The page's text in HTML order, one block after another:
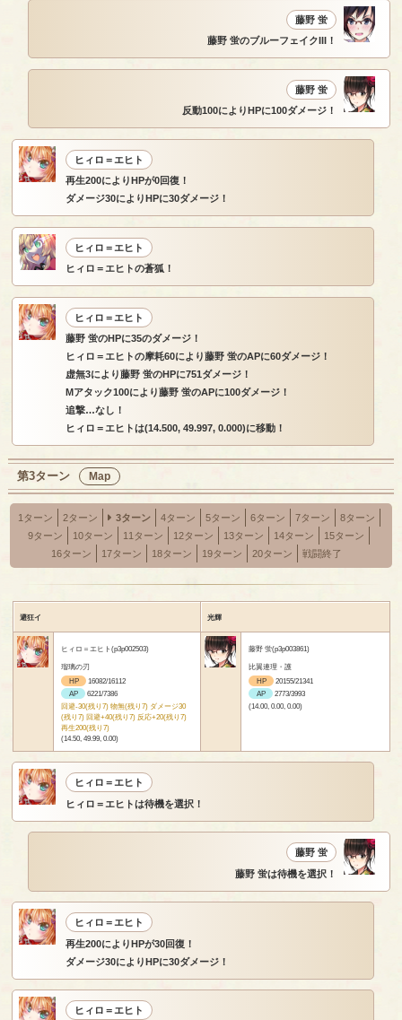
藤野 蛍
藤野 蛍のブルーフェイクIII！
藤野 蛍
反動100によりHPに100ダメージ！
ヒィロ＝エヒト
再生200によりHPが0回復！
ダメージ30によりHPに30ダメージ！
ヒィロ＝エヒト
ヒィロ＝エヒトの蒼狐！
ヒィロ＝エヒト
藤野 蛍のHPに35のダメージ！
ヒィロ＝エヒトの摩耗60により藤野 蛍のAPに60ダメージ！
虚無3により藤野 蛍のHPに751ダメージ！
Mアタック100により藤野 蛍のAPに100ダメージ！
追撃…なし！
ヒィロ＝エヒトは(14.500, 49.997, 0.000)に移動！
第3ターン Map
1ターン 2ターン 3ターン 4ターン 5ターン 6ターン 7ターン
8ターン
9ターン
10ターン 11ターン 12ターン 13ターン 14ターン
15ターン
16ターン
17ターン 18ターン 19ターン 20ターン 戦闘終了
避狂イ 光輝
ヒィロ＝エヒト(p3p002503)
瑠璃の刃
HP
16082/16112
AP
6221/7386
回避-30(残り7) 物無(残り7) ダメージ30
(残り7) 回避+40(残り7) 反応+20(残り7)
再生200(残り7)
(14.50, 49.99, 0.00)
藤野 蛍(p3p003861)
比翼連理・護
HP
20155/21341
AP
2773/3993
(14.00, 0.00, 0.00)
ヒィロ＝エヒト
ヒィロ＝エヒトは待機を選択！
藤野 蛍
藤野 蛍は待機を選択！
ヒィロ＝エヒト
再生200によりHPが30回復！
ダメージ30によりHPに30ダメージ！
ヒィロ＝エヒト